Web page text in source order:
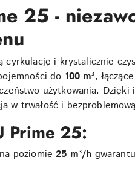
25 -
cyrkulację i krystalicznie
do 100 m³,
użytkowania.
w trwałość i
Prime 25:
poziomie25 m³/h